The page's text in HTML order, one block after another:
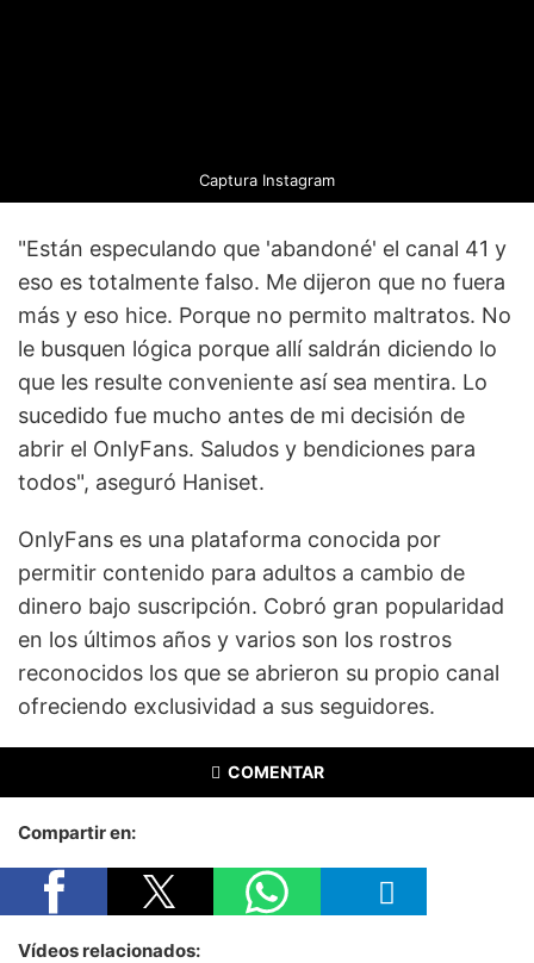
Captura Instagram
"Están especulando que 'abandoné' el canal 41 y
eso es totalmente falso. Me dijeron que no fuera
más y eso hice. Porque no permito maltratos. No
le busquen lógica porque allí saldrán diciendo lo
que les resulte conveniente así sea mentira. Lo
sucedido fue mucho antes de mi decisión de
abrir el OnlyFans. Saludos y bendiciones para
todos", aseguró Haniset.
OnlyFans es una plataforma conocida por
permitir contenido para adultos a cambio de
dinero bajo suscripción. Cobró gran popularidad
en los últimos años y varios son los rostros
reconocidos los que se abrieron su propio canal
ofreciendo exclusividad a sus seguidores.
COMENTAR
Compartir en:
Vídeos relacionados: